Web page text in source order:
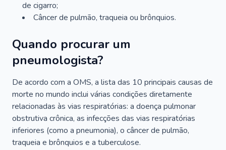
de cigarro;
Câncer de pulmão, traqueia ou brônquios.
Quando procurar um
pneumologista?
De acordo com a OMS, a lista das 10 principais causas de
morte no mundo inclui várias condições diretamente
relacionadas às vias respiratórias: a doença pulmonar
obstrutiva crônica, as infecções das vias respiratórias
inferiores (como a pneumonia), o câncer de pulmão,
traqueia e brônquios e a tuberculose.